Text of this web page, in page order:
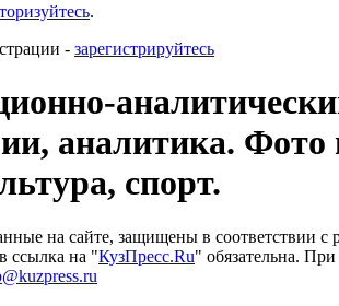
.
- зарегистрируйтесь
аналитика.
спорт.
на сайте, защищены в соответствии
ссылка на "КузПресс.Ru" обязательна.